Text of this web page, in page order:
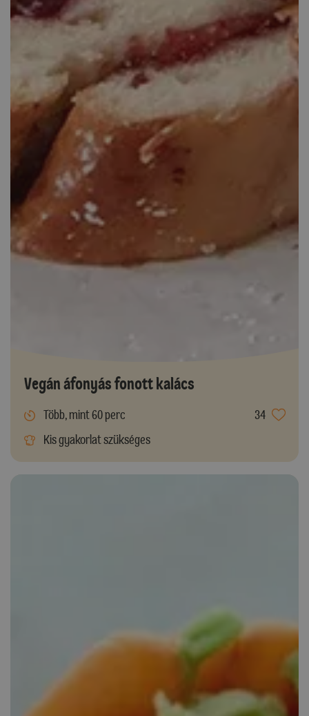
Vegán áfonyás fonott kalács
Több, mint 60 perc
34
Kis gyakorlat szükséges